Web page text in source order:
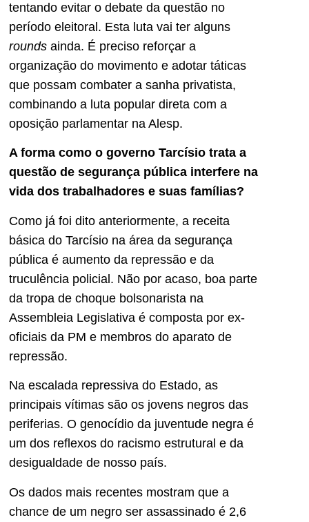
tentando evitar o debate da questão no
período eleitoral. Esta luta vai ter alguns
rounds ainda. É preciso reforçar a
organização do movimento e adotar táticas
que possam combater a sanha privatista,
combinando a luta popular direta com a
oposição parlamentar na Alesp.
A forma como o governo Tarcísio trata a
questão de segurança pública interfere na
vida dos trabalhadores e suas famílias?
Como já foi dito anteriormente, a receita
básica do Tarcísio na área da segurança
pública é aumento da repressão e da
truculência policial. Não por acaso, boa parte
da tropa de choque bolsonarista na
Assembleia Legislativa é composta por ex-
oficiais da PM e membros do aparato de
repressão.
Na escalada repressiva do Estado, as
principais vítimas são os jovens negros das
periferias. O genocídio da juventude negra é
um dos reflexos do racismo estrutural e da
desigualdade de nosso país.
Os dados mais recentes mostram que a
chance de um negro ser assassinado é 2,6